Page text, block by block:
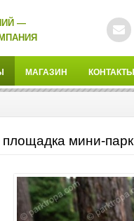
—
МАГАЗИН КОНТАКТЫ
площадка мини-парк